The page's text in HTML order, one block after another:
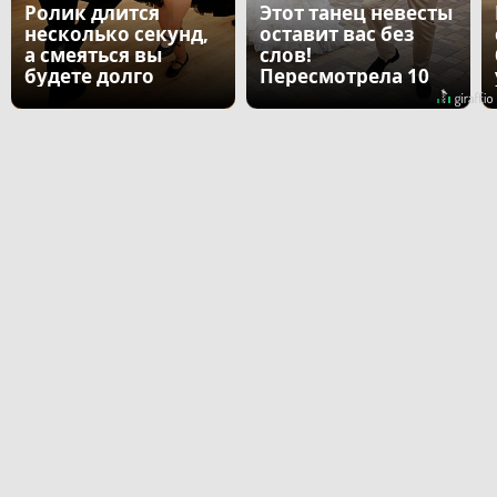
Ролик длится
несколько секунд,
а смеяться вы
будете долго
Этот танец невесты
оставит вас без
слов!
Пересмотрела 10